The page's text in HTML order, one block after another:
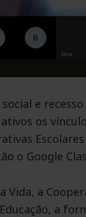
e
os
o Google
Vida, a
a